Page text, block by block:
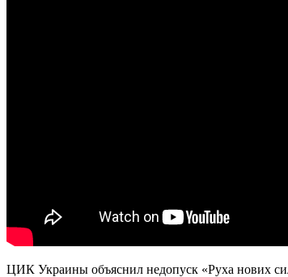
ЦИК Украины объяснил недопуск «Руха нових